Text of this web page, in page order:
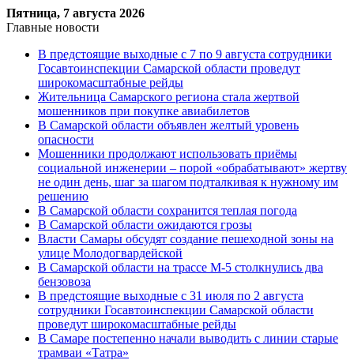
Пятница, 7 августа 2026
Главные новости
В предстоящие выходные с 7 по 9 августа сотрудники
Госавтоинспекции Самарской области проведут
широкомасштабные рейды
Жительница Самарского региона стала жертвой
мошенников при покупке авиабилетов
В Самарской области объявлен желтый уровень
опасности
Мошенники продолжают использовать приёмы
социальной инженерии – порой «обрабатывают» жертву
не один день, шаг за шагом подталкивая к нужному им
решению
В Самарской области сохранится теплая погода
В Самарской области ожидаются грозы
Власти Самары обсудят создание пешеходной зоны на
улице Молодогвардейской
В Самарской области на трассе М-5 столкнулись два
бензовоза
В предстоящие выходные с 31 июля по 2 августа
сотрудники Госавтоинспекции Самарской области
проведут широкомасштабные рейды
В Самаре постепенно начали выводить с линии старые
трамваи «Татра»